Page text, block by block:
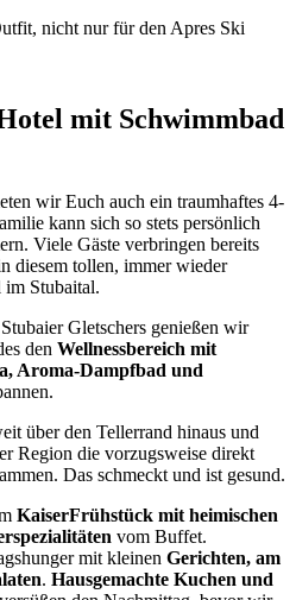
nicht nur für den Apres Ski
mit Schwimmbad
wir Euch auch ein traumhaftes 4-
kann sich so stets persönlich
Viele Gäste verbringen bereits
diesem tollen, immer wieder
im Stubaital.
Gletschers genießen wir
den Wellnessbereich mit
Aroma-Dampfbad und
über den Tellerrand hinaus und
Region die vorzugsweise direkt
Das schmeckt und ist gesund.
KaiserFrühstück mit heimischen
vom Buffet.
mit kleinen Gerichten, am
. Hausgemachte Kuchen und